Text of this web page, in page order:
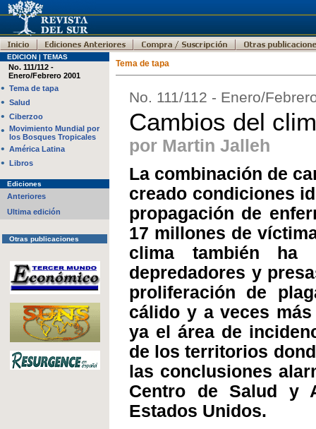
EDICION | TEMAS
No. 111/112 -
Enero/Febrero 2001
• Tema de tapa
• Salud
• Ciberzoo
• Movimiento Mundial por
los Bosques Tropicales
• América Latina
• Libros
Ediciones
Anteriores
Ultima edición
Otras publicaciones
Tema de tapa
No. 111/112 - Enero/
Cambios del
por Martin Jalleh
La combinación de
creado condiciones
propagación de
17 millones de
clima también ha
depredadores y
proliferación de
cálido y a veces
ya el área de
de los territorios
las conclusiones
Centro de Salud y
Estados Unidos.